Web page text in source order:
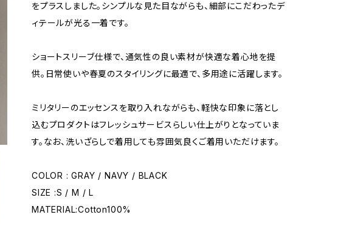
をプラスしました。シンプルな見た目ながらも、細部にこだわったデ
ィテールが光る一着です。
ショートスリーブ仕様で、通気性の良い素材が快適な着心地を提
供。日常使いや春夏のスタイリングに最適で、多用途に活躍します。
ミリタリーのエッセンスを取り入れながらも、軽快な印象に落とし
込むプロダクトはフレッシュサービスらしい仕上がりとなっていま
す。なお、洗いざらしで着用しても雰囲気良くご着用いただけます。
COLOR : GRAY / NAVY / BLACK
SIZE :S / M / L
MATERIAL:Cotton100%